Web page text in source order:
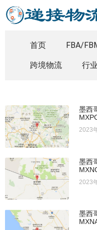
首页 FBA/
跨境物流 行
墨西
2023
墨西
2023
墨西